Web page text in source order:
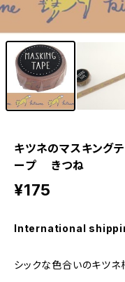
キツネのマスキング
ープ きつね
¥175
International
シックな色合いのキツネ